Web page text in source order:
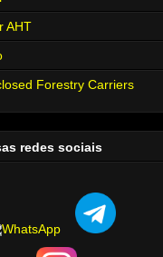
AHT
Forestry Carriers
redes sociais